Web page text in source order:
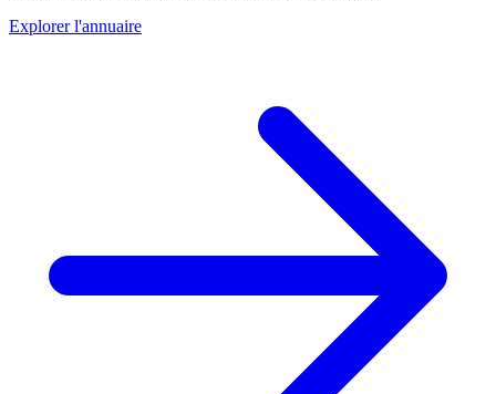
Explorer l'annuaire